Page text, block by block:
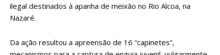
ilegal destinados à apanha de meixão no Rio Alcoa, na
Nazaré.
Da ação resultou a apreensão de 16 “capinetes”,